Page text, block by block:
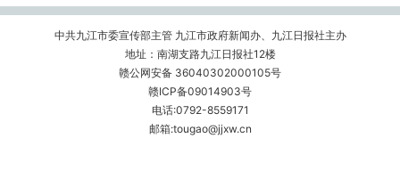
中共九江市委宣传部主管 九江市政府新闻办、九江日报社主办
地址：南湖支路九江日报社12楼
赣公网安备 36040302000105号
赣ICP备09014903号
电话:0792-8559171
邮箱:tougao@jjxw.cn